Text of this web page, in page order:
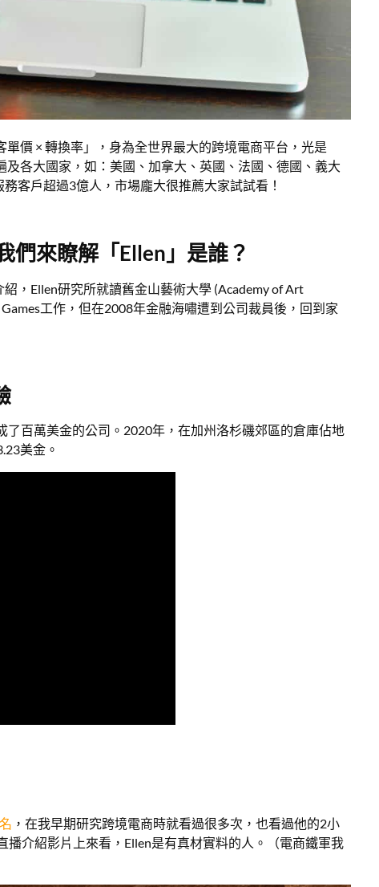
價 × 轉換率」，身為全世界最大的跨境電商平台，光是
及各大國家，如：美國、加拿大、英國、法國、德國、義大
客戶超過3億人，市場龐大很推薦大家試試看！
們來瞭解「Ellen」是誰？
，Ellen研究所就讀舊金山藝術大學 (Academy of Art
工作，但在2008年金融海嘯遭到公司裁員後，回到家
百萬美金的公司。2020年，在加州洛杉磯郊區的倉庫佔地
美金。
，在我早期研究跨境電商時就看過很多次，也看過他的2小
介紹影片上來看，Ellen是有真材實料的人。（電商鐵軍我